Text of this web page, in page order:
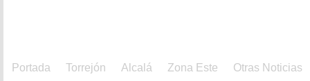
Portada Torrejón Alcalá Zona Este Otras Noticias